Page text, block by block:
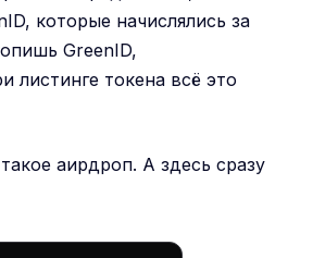
которые начислялись за
GreenID,
листинге токена всё это
аирдроп. А здесь сразу